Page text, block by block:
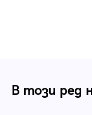
В този ред